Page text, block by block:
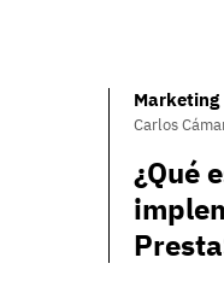
Marketing
Carlos
¿Qué